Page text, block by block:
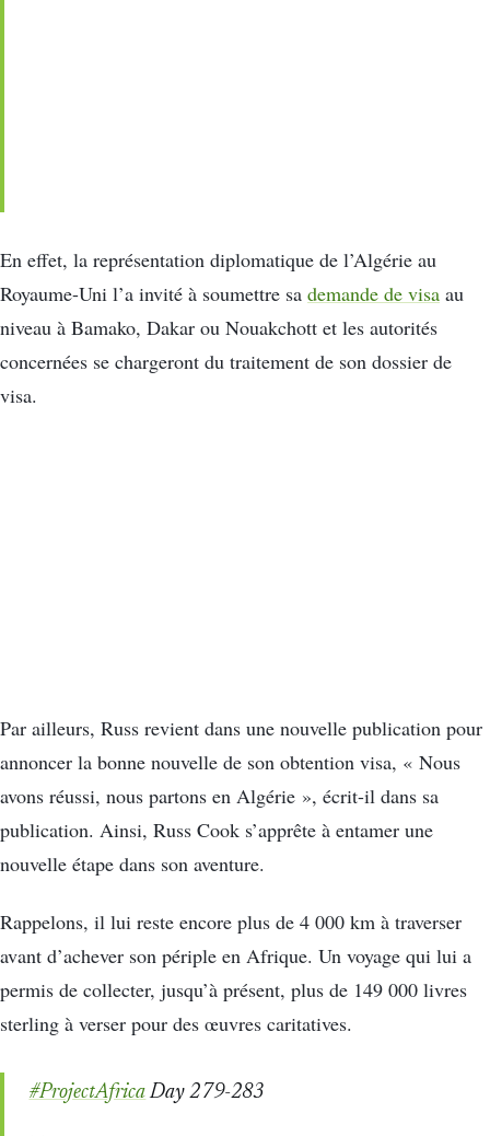
En effet, la représentation diplomatique de l’Algérie au
Royaume-Uni l’a invité à soumettre sa demande de visa au
niveau à Bamako, Dakar ou Nouakchott et les autorités
concernées se chargeront du traitement de son dossier de
visa.
Par ailleurs, Russ revient dans une nouvelle publication pour
annoncer la bonne nouvelle de son obtention visa, « Nous
avons réussi, nous partons en Algérie », écrit-il dans sa
publication. Ainsi, Russ Cook s’apprête à entamer une
nouvelle étape dans son aventure.
Rappelons, il lui reste encore plus de 4 000 km à traverser
avant d’achever son périple en Afrique. Un voyage qui lui a
permis de collecter, jusqu’à présent, plus de 149 000 livres
sterling à verser pour des œuvres caritatives.
#ProjectAfricaDay 279-283